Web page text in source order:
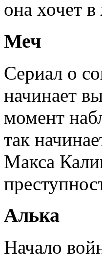
она хочет
Меч
Сериал о
начинает
момент
так
Макса
Алька
Начало